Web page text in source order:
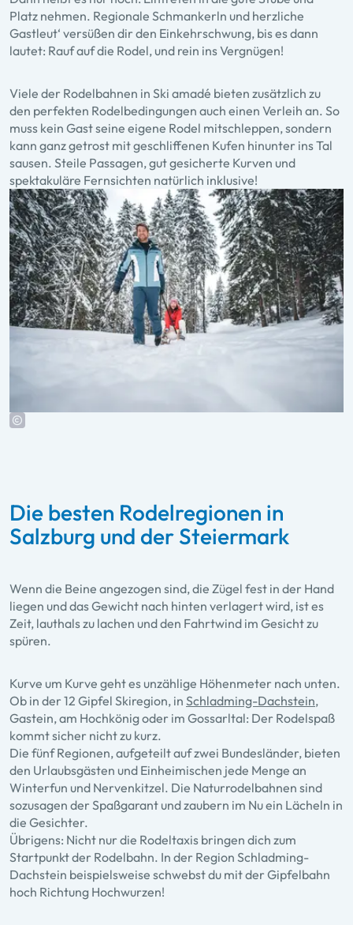
Platz nehmen. Regionale Schmankerln und herzliche
Gastleut‘ versüßen dir den Einkehrschwung, bis es dann
lautet: Rauf auf die Rodel, und rein ins Vergnügen!
Viele der Rodelbahnen in Ski amadé bieten zusätzlich zu
den perfekten Rodelbedingungen auch einen Verleih an. So
muss kein Gast seine eigene Rodel mitschleppen, sondern
kann ganz getrost mit geschliffenen Kufen hinunter ins Tal
sausen. Steile Passagen, gut gesicherte Kurven und
spektakuläre Fernsichten natürlich inklusive!
Die besten Rodelregionen in
Salzburg und der Steiermark
Wenn die Beine angezogen sind, die Zügel fest in der Hand
liegen und das Gewicht nach hinten verlagert wird, ist es
Zeit, lauthals zu lachen und den Fahrtwind im Gesicht zu
spüren.
Kurve um Kurve geht es unzählige Höhenmeter nach unten.
Ob in der 12 Gipfel Skiregion, in Schladming-Dachstein,
Gastein, am Hochkönig oder im Gossarltal: Der Rodelspaß
kommt sicher nicht zu kurz.
Die fünf Regionen, aufgeteilt auf zwei Bundesländer, bieten
den Urlaubsgästen und Einheimischen jede Menge an
Winterfun und Nervenkitzel. Die Naturrodelbahnen sind
sozusagen der Spaßgarant und zaubern im Nu ein Lächeln in
die Gesichter.
Übrigens: Nicht nur die Rodeltaxis bringen dich zum
Startpunkt der Rodelbahn. In der Region Schladming-
Dachstein beispielsweise schwebst du mit der Gipfelbahn
hoch Richtung Hochwurzen!